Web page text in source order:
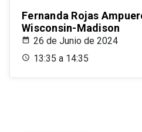
Fernanda Rojas
Wisconsin-Madison
26 de Junio de 2024
13:35 a 14:35